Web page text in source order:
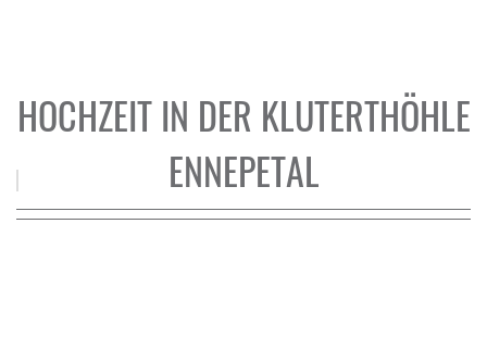
HOCHZEIT IN DER KLUTERTHÖHLE
ENNEPETAL